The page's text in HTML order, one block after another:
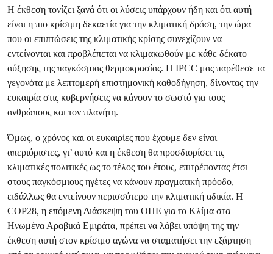
Η έκθεση τονίζει ξανά ότι οι λύσεις υπάρχουν ήδη και ότι αυτή
είναι η πιο κρίσιμη δεκαετία για την κλιματική δράση, την ώρα
που οι επιπτώσεις της κλιματικής κρίσης συνεχίζουν να
εντείνονται και προβλέπεται να κλιμακωθούν με κάθε δέκατο
αύξησης της παγκόσμιας θερμοκρασίας. Η IPCC μας παρέθεσε τα
γεγονότα με λεπτομερή επιστημονική καθοδήγηση, δίνοντας την
ευκαιρία στις κυβερνήσεις να κάνουν το σωστό για τους
ανθρώπους και τον πλανήτη.
Όμως, ο χρόνος και οι ευκαιρίες που έχουμε δεν είναι
απεριόριστες, γι’ αυτό και η έκθεση θα προσδιορίσει τις
κλιματικές πολιτικές ως το τέλος του έτους, επιτρέποντας έτσι
στους παγκόσμιους ηγέτες να κάνουν πραγματική πρόοδο,
ειδάλλως θα εντείνουν περισσότερο την κλιματική αδικία. Η
COP28, η επόμενη Διάσκεψη του ΟΗΕ για το Κλίμα στα
Ηνωμένα Αραβικά Εμιράτα, πρέπει να λάβει υπόψη της την
έκθεση αυτή στον κρίσιμο αγώνα να σταματήσει την εξάρτηση